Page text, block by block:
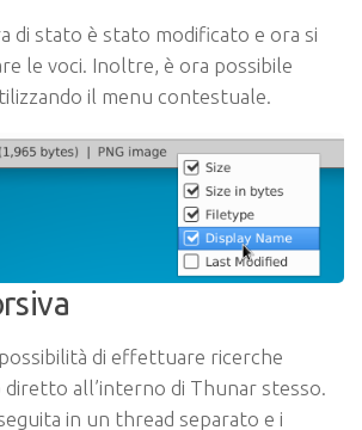
di stato è stato modificato e ora si
le voci. Inoltre, è ora possibile
il menu contestuale.
di effettuare ricerche
diretto all’interno di Thunar stesso.
in un thread separato e i